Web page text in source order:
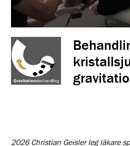
2026 Christian Geisler leg läkare